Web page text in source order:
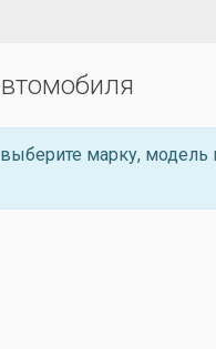
марку, модель